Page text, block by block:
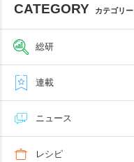
CATEGORY カテゴリー
総研
連載
ニュース
レシピ